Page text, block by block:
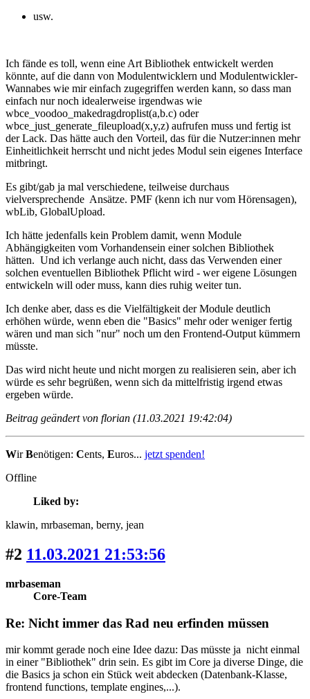
usw.
Ich fände es toll, wenn eine Art Bibliothek entwickelt werden
könnte, auf die dann von Modulentwicklern und Modulentwickler-
Wannabes wie mir einfach zugegriffen werden kann, so dass man
einfach nur noch idealerweise irgendwas wie
wbce_voodoo_makedragdroplist(a,b.c) oder
wbce_just_generate_fileupload(x,y,z) aufrufen muss und fertig ist
der Lack. Das hätte auch den Vorteil, das für die Nutzer:innen mehr
Einheitlichkeit herrscht und nicht jedes Modul sein eigenes Interface
mitbringt.
Es gibt/gab ja mal verschiedene, teilweise durchaus
vielversprechende Ansätze. PMF (kenn ich nur vom Hörensagen),
wbLib, GlobalUpload.
Ich hätte jedenfalls kein Problem damit, wenn Module
Abhängigkeiten vom Vorhandensein einer solchen Bibliothek
hätten. Und ich verlange auch nicht, dass das Verwenden einer
solchen eventuellen Bibliothek Pflicht wird - wer eigene Lösungen
entwickeln will oder muss, kann dies ruhig weiter tun.
Ich denke aber, dass es die Vielfältigkeit der Module deutlich
erhöhen würde, wenn eben die "Basics" mehr oder weniger fertig
wären und man sich "nur" noch um den Frontend-Output kümmern
müsste.
Das wird nicht heute und nicht morgen zu realisieren sein, aber ich
würde es sehr begrüßen, wenn sich da mittelfristig irgend etwas
ergeben würde.
Beitrag geändert von florian (11.03.2021 19:42:04)
WirBenötigen: Cents, Euros... jetzt spenden!
Offline
Liked by:
klawin, mrbaseman, berny, jean
#2 11.03.2021 21:53:56
mrbaseman
Core-Team
Re: Nicht immer das Rad neu erfinden müssen
mir kommt gerade noch eine Idee dazu: Das müsste ja nicht einmal
in einer "Bibliothek" drin sein. Es gibt im Core ja diverse Dinge, die
die Basics ja schon ein Stück weit abdecken (Datenbank-Klasse,
frontend functions, template engines,...).